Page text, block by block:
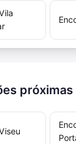
próximas